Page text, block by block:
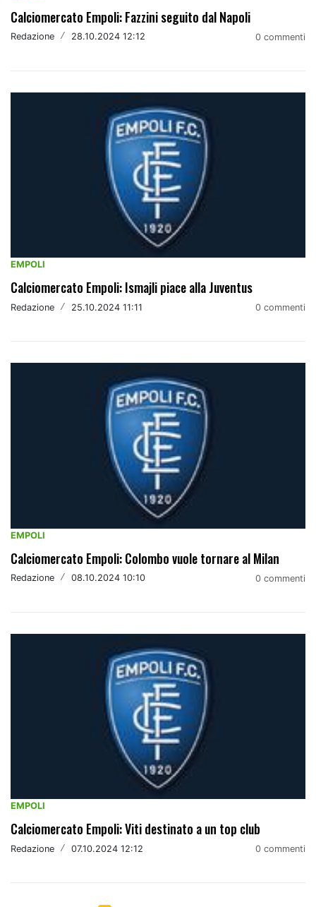
Calciomercato Empoli: Fazzini seguito dal Napoli
Redazione / 28.10.2024 12:12 0 commenti
EMPOLI
Calciomercato Empoli: Ismajli piace alla Juventus
Redazione / 25.10.2024 11:11 0 commenti
EMPOLI
Calciomercato Empoli: Colombo vuole tornare al Milan
Redazione / 08.10.2024 10:10 0 commenti
EMPOLI
Calciomercato Empoli: Viti destinato a un top club
Redazione / 07.10.2024 12:12 0 commenti